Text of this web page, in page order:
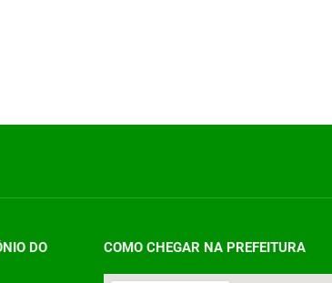
DO
COMO CHEGAR NA PREFEITURA